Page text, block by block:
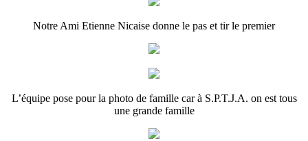
Notre Ami Etienne Nicaise donne le pas et tir le premier
L’équipe pose pour la photo de famille car à S.P.T.J.A. on est tous
une grande famille